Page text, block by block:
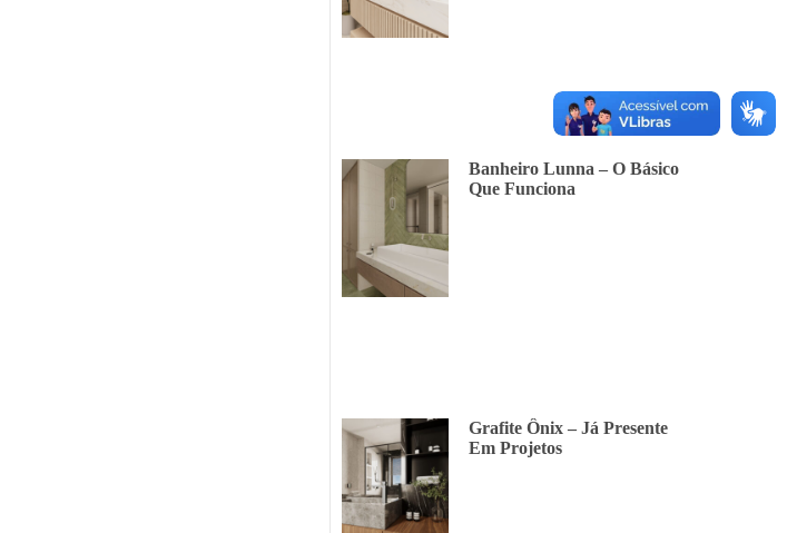
Banheiro Lunna – O Básico
Que Funciona
Grafite Ônix – Já Presente
Em Projetos